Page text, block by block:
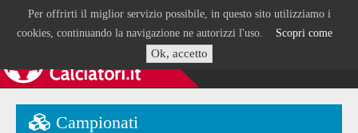
Per offrirti il miglior servizio possibile, in questo sito utilizziamo i
cookies, continuando la navigazione ne autorizzi l'uso. Scopri come
Ok, accetto
Campionati